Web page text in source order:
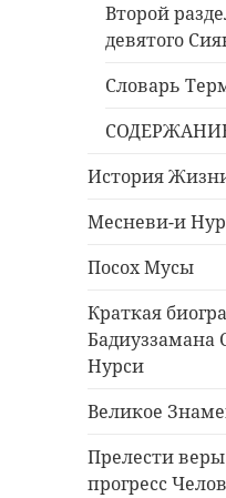
Второй
девятого
Словарь
История
Месневи-и
Посох Мусы
Краткая
Бадиуззамана
Нурси
Великое
Прелести
прогресс